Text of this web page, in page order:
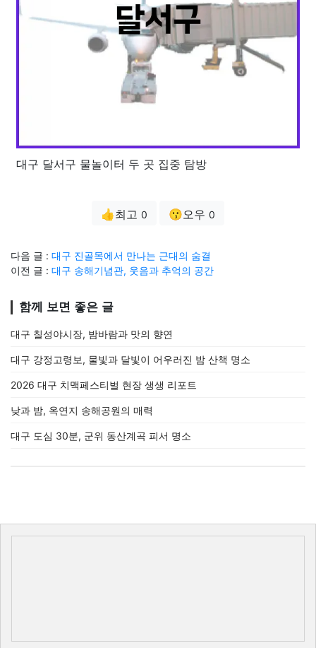
대구 달서구 물놀이터 두 곳 집중 탐방
👍최고 0 😗오우 0
다음 글 : 대구 진골목에서 만나는 근대의 숨결
이전 글 : 대구 송해기념관, 웃음과 추억의 공간
함께 보면 좋은 글
대구 칠성야시장, 밤바람과 맛의 향연
대구 강정고령보, 물빛과 달빛이 어우러진 밤 산책 명소
2026 대구 치맥페스티벌 현장 생생 리포트
낮과 밤, 옥연지 송해공원의 매력
대구 도심 30분, 군위 동산계곡 피서 명소